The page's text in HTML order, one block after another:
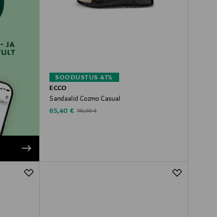
SOODUSTUS 41%
ECCO
Sandaalid Cozmo Casual
Discounted Price
65,40 € Original Price
110,00 €